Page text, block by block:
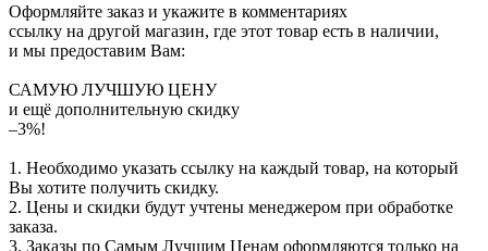
Оформляйте заказ и укажите в комментариях
ссылку на другой магазин, где этот товар есть в наличии,
и мы предоставим Вам:
САМУЮ ЛУЧШУЮ ЦЕНУ
и ещё дополнительную скидку
–3%!
1. Необходимо указать ссылку на каждый товар, на который
Вы хотите получить скидку.
2. Цены и скидки будут учтены менеджером при обработке
заказа.
3. Заказы по Самым Лучшим Ценам оформляются только на